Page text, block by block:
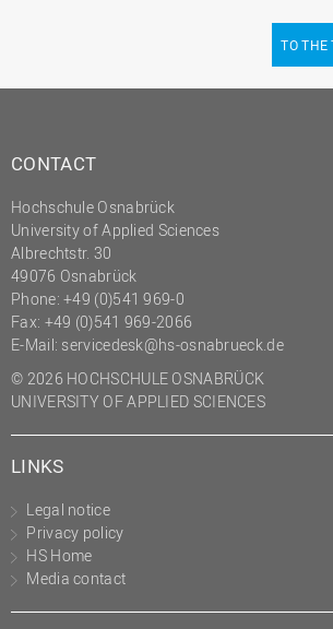
TO THE
CONTACT
Hochschule Osnabrück
University of Applied Sciences
Albrechtstr. 30
49076 Osnabrück
Phone: +49 (0)541 969-0
Fax: +49 (0)541 969-2066
E-Mail: servicedesk@hs-osnabrueck.de
© 2026 HOCHSCHULE OSNABRÜCK
UNIVERSITY OF APPLIED SCIENCES
LINKS
Legal notice
Privacy policy
HS Home
Media contact